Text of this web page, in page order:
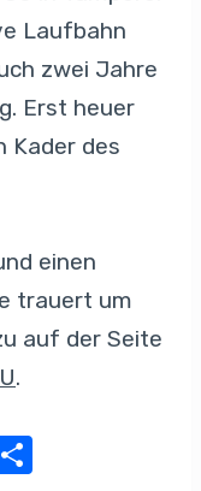
Laufbahn
zwei Jahre
Erst heuer
Kader des
einen
trauert um
auf der Seite
.